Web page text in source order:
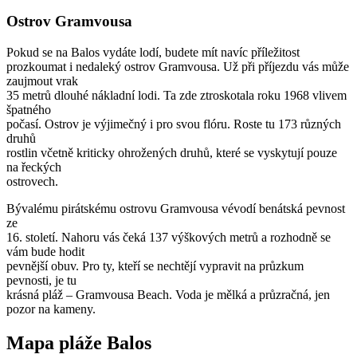
Ostrov Gramvousa
Pokud se na Balos vydáte lodí, budete mít navíc příležitost
prozkoumat i nedaleký ostrov Gramvousa. Už při příjezdu vás může
zaujmout vrak
35 metrů dlouhé nákladní lodi. Ta zde ztroskotala roku 1968 vlivem
špatného
počasí. Ostrov je výjimečný i pro svou flóru. Roste tu 173 různých
druhů
rostlin včetně kriticky ohrožených druhů, které se vyskytují pouze
na řeckých
ostrovech.
Bývalému pirátskému ostrovu Gramvousa vévodí benátská pevnost
ze
16. století. Nahoru vás čeká 137 výškových metrů a rozhodně se
vám bude hodit
pevnější obuv. Pro ty, kteří se nechtějí vypravit na průzkum
pevnosti, je tu
krásná pláž – Gramvousa Beach. Voda je mělká a průzračná, jen
pozor na kameny.
Mapa pláže Balos